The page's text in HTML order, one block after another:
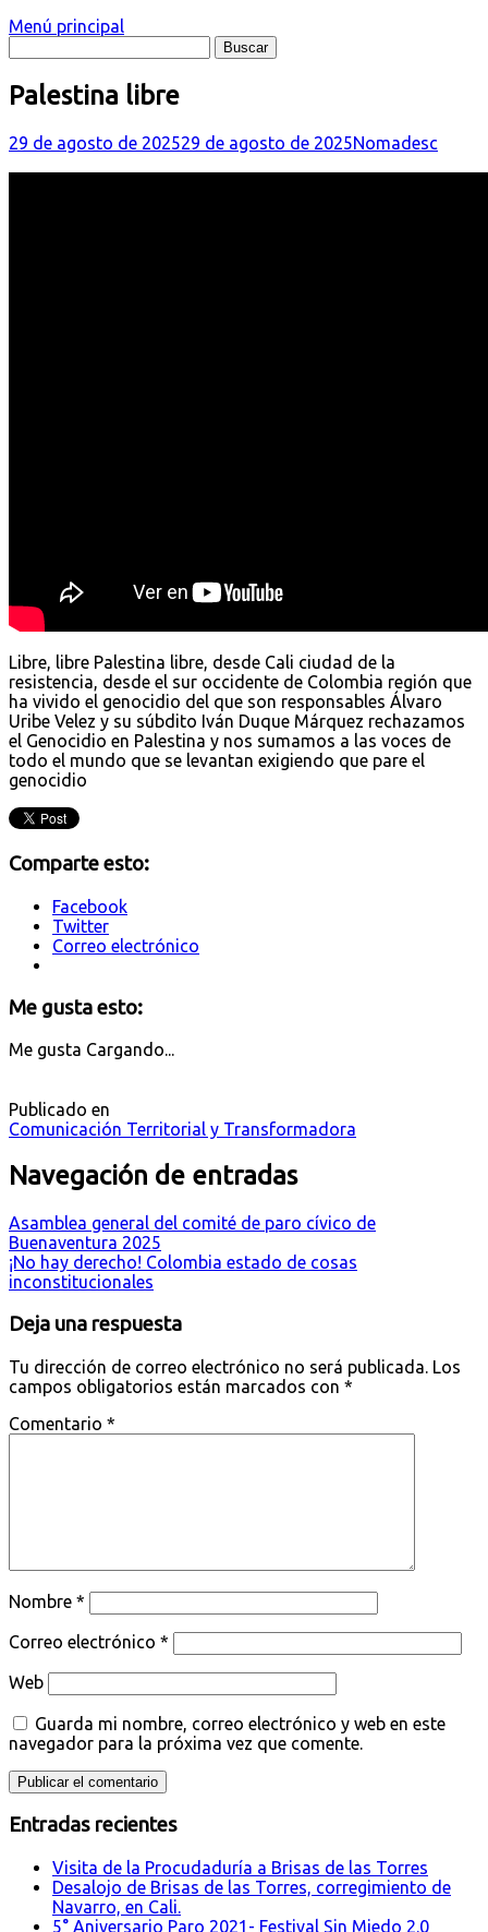
Menú principal
Palestina libre
29 de agosto de 202529 de agosto de 2025Nomadesc
Libre, libre Palestina libre, desde Cali ciudad de la
resistencia, desde el sur occidente de Colombia región que
ha vivido el genocidio del que son responsables Álvaro
Uribe Velez y su súbdito Iván Duque Márquez rechazamos
el Genocidio en Palestina y nos sumamos a las voces de
todo el mundo que se levantan exigiendo que pare el
genocidio
Comparte esto:
Facebook
Twitter
Correo electrónico
Me gusta esto:
Me gusta Cargando...
Publicado en
Comunicación Territorial y Transformadora
Navegación de entradas
Asamblea general del comité de paro cívico de
Buenaventura 2025
¡No hay derecho! Colombia estado de cosas
inconstitucionales
Deja una respuesta
Tu dirección de correo electrónico no será publicada. Los
campos obligatorios están marcados con *
Comentario *
Nombre *
Correo electrónico *
Web
Guarda mi nombre, correo electrónico y web en este
navegador para la próxima vez que comente.
Entradas recientes
Visita de la Procudaduría a Brisas de las Torres
Desalojo de Brisas de las Torres, corregimiento de
Navarro, en Cali.
5° Aniversario Paro 2021- Festival Sin Miedo 2.0